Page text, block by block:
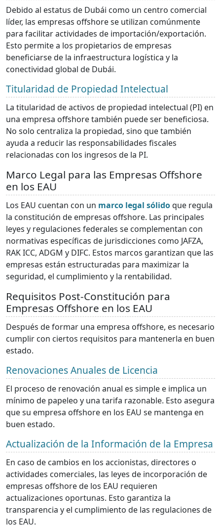
Debido al estatus de Dubái como un centro comercial
líder, las empresas offshore se utilizan comúnmente
para facilitar actividades de importación/exportación.
Esto permite a los propietarios de empresas
beneficiarse de la infraestructura logística y la
conectividad global de Dubái.
Titularidad de Propiedad Intelectual
La titularidad de activos de propiedad intelectual (PI) en
una empresa offshore también puede ser beneficiosa.
No solo centraliza la propiedad, sino que también
ayuda a reducir las responsabilidades fiscales
relacionadas con los ingresos de la PI.
Marco Legal para las Empresas Offshore
en los EAU
Los EAU cuentan con un marco legal sólidoque regula
la constitución de empresas offshore. Las principales
leyes y regulaciones federales se complementan con
normativas específicas de jurisdicciones como JAFZA,
RAK ICC, ADGM y DIFC. Estos marcos garantizan que las
empresas están estructuradas para maximizar la
seguridad, el cumplimiento y la rentabilidad.
Requisitos Post-Constitución para
Empresas Offshore en los EAU
Después de formar una empresa offshore, es necesario
cumplir con ciertos requisitos para mantenerla en buen
estado.
Renovaciones Anuales de Licencia
El proceso de renovación anual es simple e implica un
mínimo de papeleo y una tarifa razonable. Esto asegura
que su empresa offshore en los EAU se mantenga en
buen estado.
Actualización de la Información de la Empresa
En caso de cambios en los accionistas, directores o
actividades comerciales, las leyes de incorporación de
empresas offshore de los EAU requieren
actualizaciones oportunas. Esto garantiza la
transparencia y el cumplimiento de las regulaciones de
los EAU.